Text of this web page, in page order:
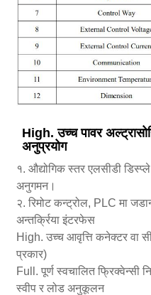
High. उच्च पावर
अनुप्रयोग
१. औद्योगिक स्तर एलसीडी
अनुगमन।
२. रिमोट कन्ट्रोल, PLC मा
अन्तर्क्रिया इंटरफेस
High. उच्च आवृत्ति कनेक्टर वा
प्रकार)
Full. पूर्ण स्वचालित फ्रिक्वेन्सी
स्वीप र लोड अनुकूलन